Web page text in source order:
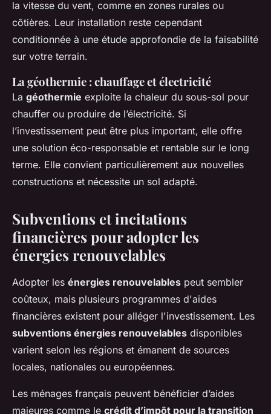
la vitesse du vent, comme en zones rurales ou
côtières. Leur installation reste cependant
conditionnée à une étude approfondie de la faisabilité
sur votre terrain.
La géothermie : chauffage et électricité
La géothermie exploite la chaleur du sous-sol pour
chauffer ou produire de l’électricité. Si
l’investissement peut être plus important, elle offre
une solution éco-responsable et rentable sur le long
terme. Elle convient particulièrement aux nouvelles
constructions et nécessite un sol adapté.
Subventions et incitations
financières pour adopter les
énergies renouvelables
Adopter les énergies renouvelables peut sembler
coûteux, mais plusieurs programmes d'aides
financières existent pour alléger l'investissement. Les
subventions énergies renouvelables disponibles
varient selon les régions et émanent de sources
locales, nationales ou européennes.
Les ménages français peuvent bénéficier d’aides
majeures comme le crédit d’impôt pour la transition